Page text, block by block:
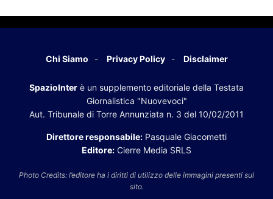
Chi Siamo Privacy Policy Disclaimer
SpazioInter è un supplemento editoriale della Testata
Giornalistica "Nuovevoci"
Aut. Tribunale di Torre Annunziata n. 3 del 10/02/2011
Direttore responsabile: Pasquale Giacometti
Editore: Cierre Media SRLS
Photo Credits: l’editore ha i diritti di utilizzo delle immagini presenti sul
sito.